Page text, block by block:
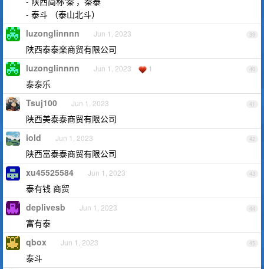
- 泰斗 （泰山北斗）
39
luzonglinnnn Jun 1, 2023
陕西泰泰楽商贸有限公司
40
luzonglinnnn Jun 1, 2023 1
泰泰乐
41
Tsuj100 Jun 1, 2023
陕西美泰泰商贸有限公司
42
iold Jun 1, 2023
陕西富泰泰商贸有限公司
43
xu45525584 Jun 1, 2023
泰有钱 商贸
44
deplivesb Jun 1, 2023
富有泰
45
qbox Jun 1, 2023
泰斗